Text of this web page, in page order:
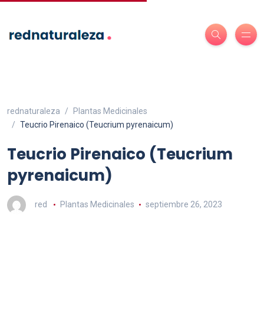
rednaturaleza
Plantas Medicinales
Teucrio Pirenaico (Teucrium pyrenaicum)
Teucrio Pirenaico (Teucrium
pyrenaicum)
red Plantas Medicinales septiembre 26, 2023